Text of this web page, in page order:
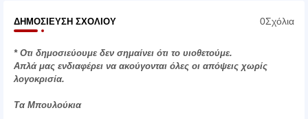
ΔΗΜΟΣΊΕΥΣΗ ΣΧΟΛΊΟΥ 0Σχόλια
* Οτι δημοσιεύουμε δεν σημαίνει ότι το υιοθετούμε.
Απλά μας ενδιαφέρει να ακούγονται όλες οι απόψεις χωρίς
λογοκρισία.
Τα Μπουλούκια